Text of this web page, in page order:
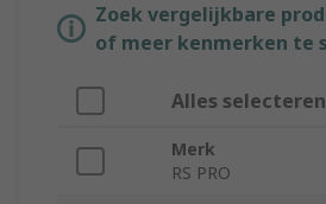
Zoek vergelijkbare
of meer kenmerken te
Alles selecteren
Merk
RS PRO